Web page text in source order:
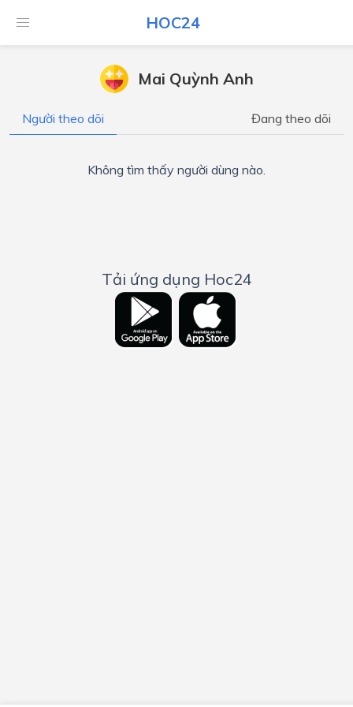
HOC24
Mai Quỳnh Anh
Người theo dõi Đang theo dõi
Không tìm thấy người dùng nào.
Tải ứng dụng Hoc24